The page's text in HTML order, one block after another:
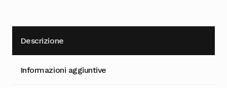
Descrizione
Informazioni aggiuntive